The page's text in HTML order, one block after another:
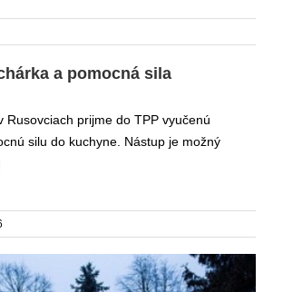
a pomocná sila
Rusovciach prijme do TPP vyučenú
silu do kuchyne. Nástup je možný